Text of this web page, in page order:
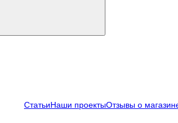
СтатьиНаши проектыОтзывы о